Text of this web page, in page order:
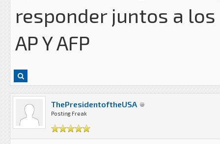
responder juntos a
AP Y AFP
ThePresidentoftheUSA
Posting Freak